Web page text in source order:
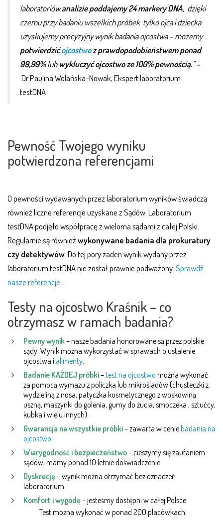
laboratoriówanalizie poddajemy 24 markery DNA, dzięki
czemu przy badaniu wszelkich próbek tylko ojca i dziecka
uzyskujemy precyzyjny wynik badania ojcostwa – możemy
potwierdzićojcostwoz prawdopodobieństwem ponad
99,99%lubwykluczyć ojcostwo ze 100% pewnością.” –
Dr Paulina Wolańska-Nowak, Ekspert laboratorium
testDNA
Pewność Twojego wyniku
potwierdzona referencjami
O pewności wydawanych przez laboratorium wyników świadczą
również liczne referencje uzyskane z Sądów. Laboratorium
testDNA podjęło współpracę z wieloma sądami z całej Polski.
Regularnie są równieżwykonywane badania dla prokuratury
czy detektywów . Do tej pory żaden wynik wydany przez
laboratorium testDNA nie został prawnie podważony. Sprawdź
nasze referencje…
Testy na ojcostwo Kraśnik – co
otrzymasz w ramach badania?
Pewny wynik– nasze badania honorowane są przez polskie
sądy. Wynik można wykorzystać w sprawach o ustalenie
ojcostwa i alimenty
Badanie KAŻDEJ próbki–test na ojcostwo można wykonać
za pomocą wymazu z policzka lub mikrośladów (chusteczki z
wydzieliną z nosa, patyczka kosmetycznego z woskowiną
uszną, maszynki do golenia, gumy do żucia, smoczeka , sztućcy,
kubka i wielu innych).
Gwarancja na wszystkie próbki– zawarta w ceniebadania na
ojcostwo
Wiarygodność i bezpieczeństwo– cieszymy się zaufaniem
sądów, mamy ponad 10 letnie doświadczenie.
Dyskrecję – wynik można otrzymać bez oznaczeń
laboratorium.
Komfort i wygodę – jesteśmy dostępni w całej Polsce:
Test można wykonać w ponad 200 placówkach;